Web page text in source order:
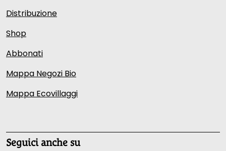
Distribuzione
Shop
Abbonati
Mappa Negozi Bio
Mappa Ecovillaggi
Seguici anche su